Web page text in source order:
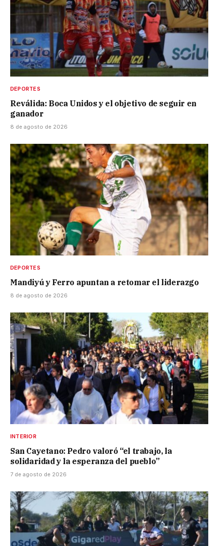
DEPORTES
Reválida: Boca Unidos y el objetivo de seguir en
ganador
8 de agosto de 2026
DEPORTES
Mandiyú y Ferro apuntan a retomar el liderazgo
8 de agosto de 2026
INTERIOR
San Cayetano: Pedro valoró “el trabajo, la
solidaridad y la esperanza del pueblo”
7 de agosto de 2026